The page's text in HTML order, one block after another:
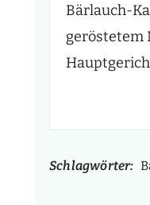
Bärlauch-
geröstetem
Schlagwörter: